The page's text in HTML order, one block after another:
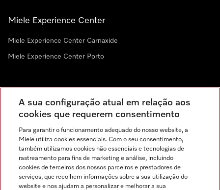
Miele Experience Center
Miele Experience Center Carnaxide
Miele Experience Center Porto
Miele no Instagram
Miele no Facebook
Miele no Youtube
A sua configuração atual em relação aos
cookies que requerem consentimento
Para garantir o funcionamento adequado do nosso website, a
Miele utiliza cookies essenciais. Com o seu consentimento,
também utilizamos cookies não essenciais e tecnologias de
rastreamento para fins de marketing e análise, incluindo
cookies de terceiros dos nossos parceiros e prestadores de
serviços, que recolhem informações sobre a sua utilização do
website e nos ajudam a personalizar e melhorar a sua